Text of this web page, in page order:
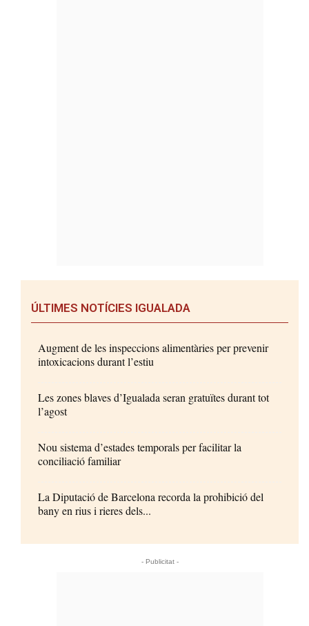
ÚLTIMES NOTÍCIES IGUALADA
Augment de les inspeccions alimentàries per prevenir
intoxicacions durant l’estiu
Les zones blaves d’Igualada seran gratuïtes durant tot
l’agost
Nou sistema d’estades temporals per facilitar la
conciliació familiar
La Diputació de Barcelona recorda la prohibició del
bany en rius i rieres dels...
- Publicitat -